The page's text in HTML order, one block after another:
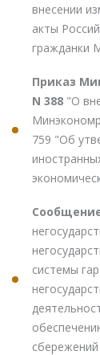
внесении
акты
гражданки
Приказ
N 388 "О
759 "Об
системы